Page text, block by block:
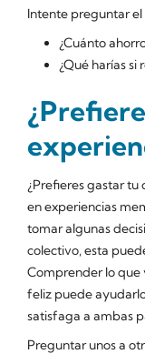
Intente preguntar el
¿Cuánto
¿Qué harías si
¿Prefieres gastar tu
en experiencias
tomar algunas
colectivo, esta
Comprender lo que
feliz puede
satisfaga a ambas
Preguntar unos a